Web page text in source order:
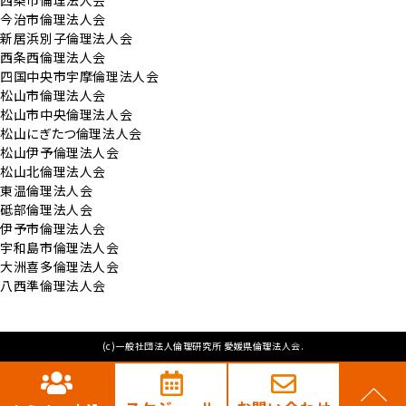
今治市倫理法人会
新居浜別子倫理法人会
西条西倫理法人会
四国中央市宇摩倫理法人会
松山市倫理法人会
松山市中央倫理法人会
松山にぎたつ倫理法人会
松山伊予倫理法人会
松山北倫理法人会
東温倫理法人会
砥部倫理法人会
伊予市倫理法人会
宇和島市倫理法人会
大洲喜多倫理法人会
八西準倫理法人会
(c)一般社団法人倫理研究所 愛媛県倫理法人会.